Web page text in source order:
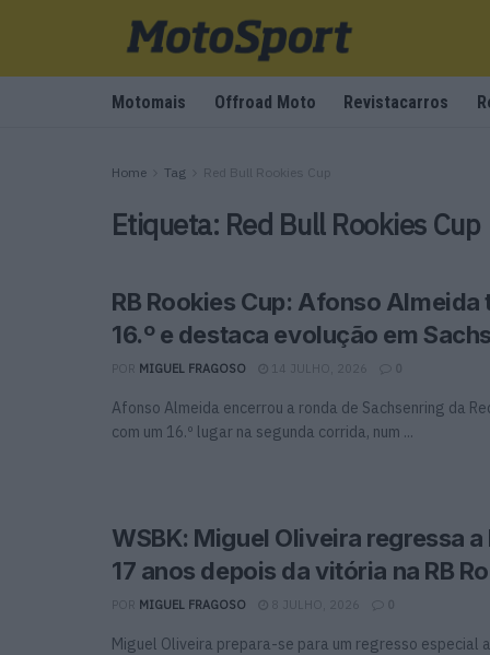
Motomais Offroad Moto Revistacarros
Home Tag Red Bull Rookies Cup
Etiqueta: Red Bull Rookies Cup
RB Rookies Cup: Afonso Almeida
16.º e destaca evolução em
MIGUEL FRAGOSO 14 JULHO, 2026 0
Afonso Almeida encerrou a ronda de Sachsenring da
com um 16.º lugar na segunda corrida, num ...
WSBK: Miguel Oliveira regressa
17 anos depois da vitória na RB
MIGUEL FRAGOSO 8 JULHO, 2026 0
Miguel Oliveira prepara-se para um regresso especial